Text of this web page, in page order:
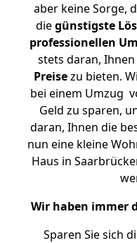
aber keine Sorge,
diegünstigste
professionellen
stets daran, Ihnen
Preisezu bieten.
bei einem Umzug
Geld zu sparen,
daran, Ihnen die
nun eine kleine
Haus in
Wir haben immer
Sparen Sie sich